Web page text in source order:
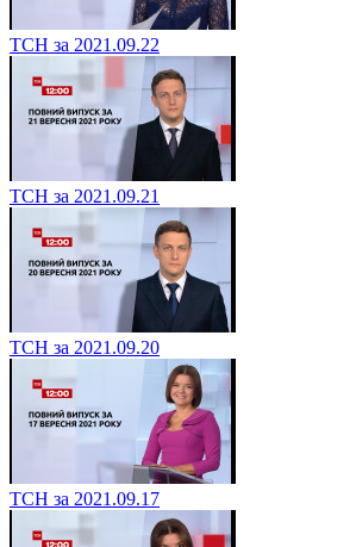
ТСН за 2021.09.22
ТСН за 2021.09.21
ТСН за 2021.09.20
ТСН за 2021.09.17